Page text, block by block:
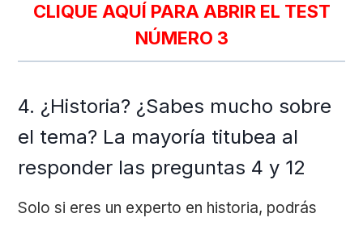
CLIQUE AQUÍ PARA ABRIR EL TEST
NÚMERO 3
4. ¿Historia? ¿Sabes mucho sobre
el tema? La mayoría titubea al
responder las preguntas 4 y 12
Solo si eres un experto en historia, podrás